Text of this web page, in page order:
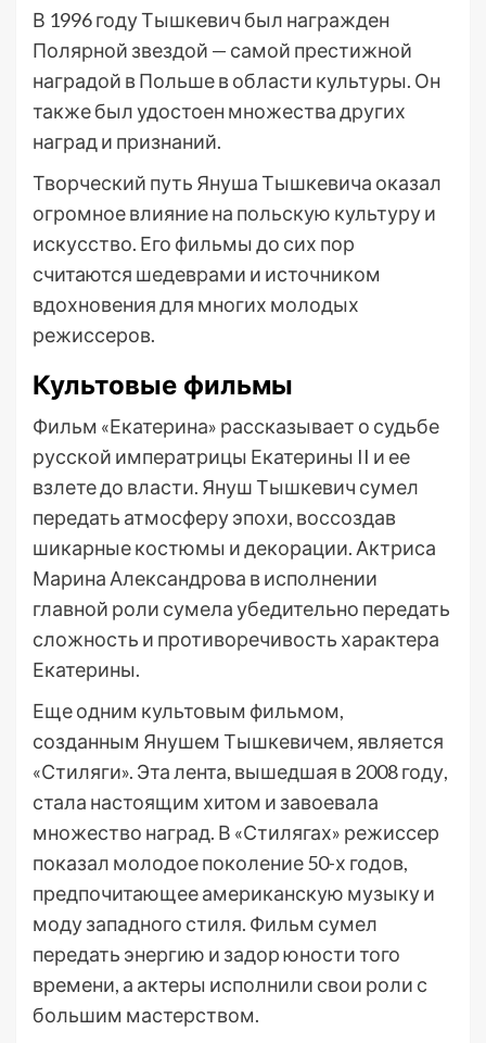
В 1996 году Тышкевич был награжден
Полярной звездой — самой престижной
наградой в Польше в области культуры. Он
также был удостоен множества других
наград и признаний.
Творческий путь Януша Тышкевича оказал
огромное влияние на польскую культуру и
искусство. Его фильмы до сих пор
считаются шедеврами и источником
вдохновения для многих молодых
режиссеров.
Культовые фильмы
Фильм «Екатерина» рассказывает о судьбе
русской императрицы Екатерины II и ее
взлете до власти. Януш Тышкевич сумел
передать атмосферу эпохи, воссоздав
шикарные костюмы и декорации. Актриса
Марина Александрова в исполнении
главной роли сумела убедительно передать
сложность и противоречивость характера
Екатерины.
Еще одним культовым фильмом,
созданным Янушем Тышкевичем, является
«Стиляги». Эта лента, вышедшая в 2008 году,
стала настоящим хитом и завоевала
множество наград. В «Стилягах» режиссер
показал молодое поколение 50-х годов,
предпочитающее американскую музыку и
моду западного стиля. Фильм сумел
передать энергию и задор юности того
времени, а актеры исполнили свои роли с
большим мастерством.